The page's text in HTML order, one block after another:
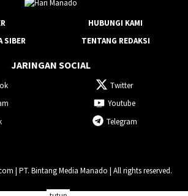
HUBUNGI KAMI
SIBER
TENTANG REDAKSI
JARINGAN SOCIAL
Twitter
Youtube
Telegram
| PT. Bintang Media Manado | All rights reserved.